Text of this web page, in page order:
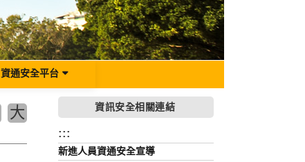
資通安全平台
大 資訊安全相關連結
:::
新進人員資通安全宣導